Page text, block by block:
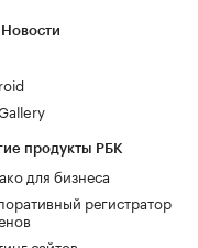
продукты РБК
для бизнеса
регистратор